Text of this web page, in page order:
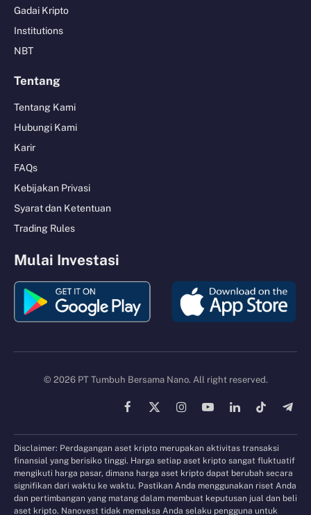
Gadai Kripto
Institutions
NBT
Tentang
Tentang Kami
Hubungi Kami
Karir
FAQs
Kebijakan Privasi
Syarat dan Ketentuan
Trading Rules
Mulai Investasi
© 2026 PT Tumbuh Bersama Nano. All right reserved.
Facebook
X
InstagramYouTubeLinkedInTikTok
Disclaimer: Perdagangan aset kripto merupakan aktivitas transaksi
finansial yang berisiko tinggi. Harga setiap aset kripto sangat fluktuatif
mengikuti harga pasar, dimana harga aset kripto dapat berubah secara
signifikan dari waktu ke waktu. Pastikan Anda menggunakan riset Anda
dan pertimbangan yang matang dalam membuat keputusan jual dan beli
aset kripto. Nanovest tidak memaksa Anda selaku pengguna untuk